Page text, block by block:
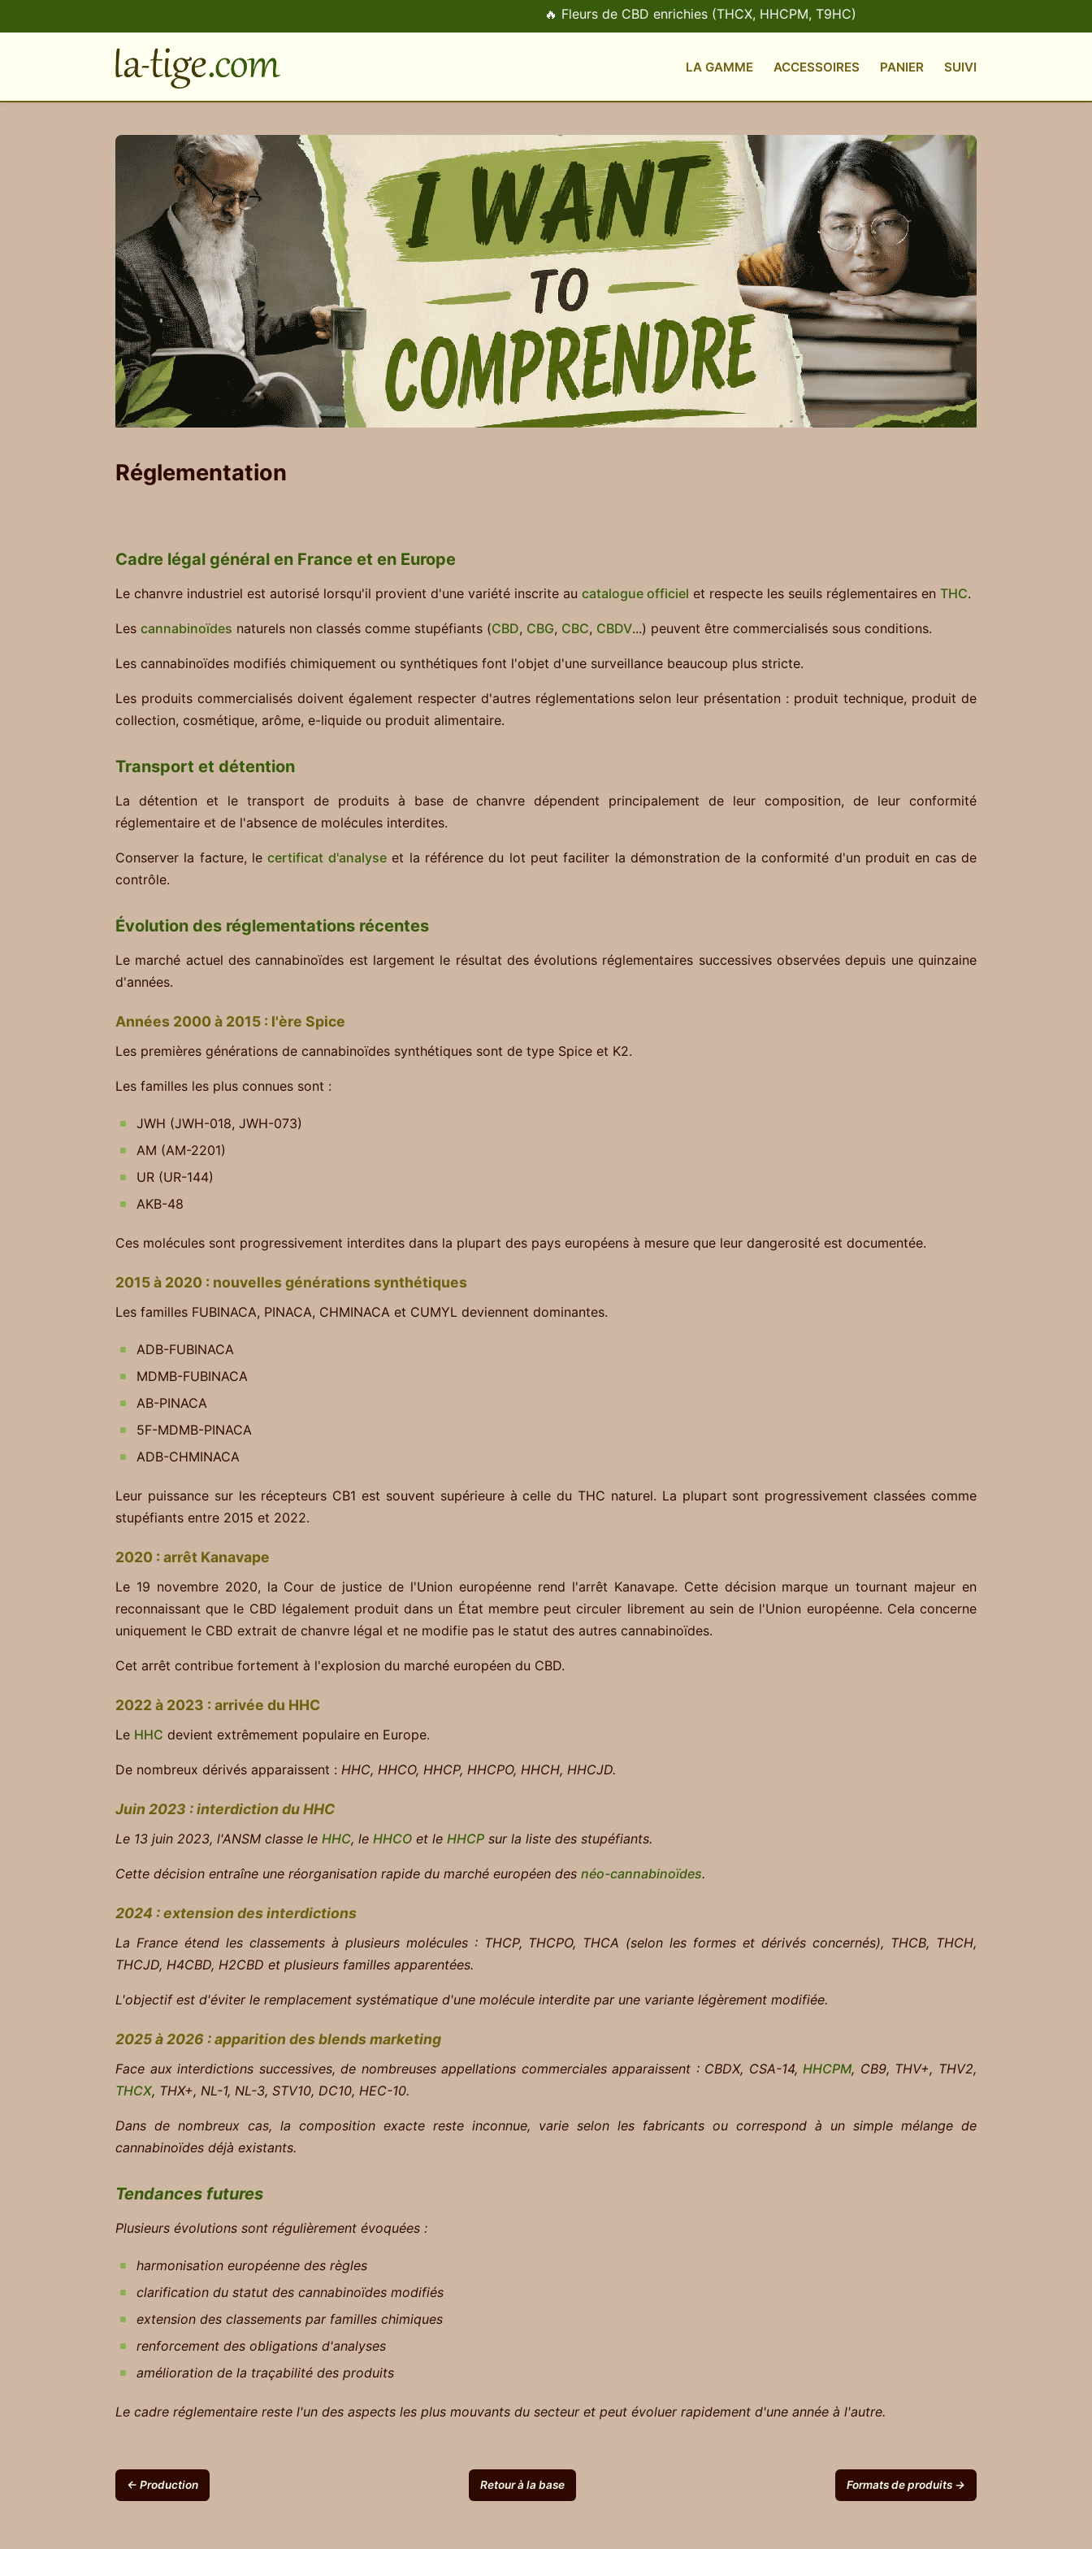
🔥 Fleurs de CBD enrichies (THCX, HHCPM, T9HC)
LA GAMME ACCESSOIRES PANIER SUIVI
Réglementation
Cadre légal général en France et en Europe
Le chanvre industriel est autorisé lorsqu'il provient d'une variété inscrite au catalogue officiel et respecte les seuils réglementaires en THC.
Les cannabinoïdes naturels non classés comme stupéfiants (CBD, CBG, CBC, CBDV...) peuvent être commercialisés sous conditions.
Les cannabinoïdes modifiés chimiquement ou synthétiques font l'objet d'une surveillance beaucoup plus stricte.
Les produits commercialisés doivent également respecter d'autres réglementations selon leur présentation : produit technique, produit de
collection, cosmétique, arôme, e-liquide ou produit alimentaire.
Transport et détention
La détention et le transport de produits à base de chanvre dépendent principalement de leur composition, de leur conformité
réglementaire et de l'absence de molécules interdites.
Conserver la facture, lecertificat d'analyseet la référence du lot peut faciliter la démonstration de la conformité d'un produit en cas de
contrôle.
Évolution des réglementations récentes
Le marché actuel des cannabinoïdes est largement le résultat des évolutions réglementaires successives observées depuis une quinzaine
d'années.
Années 2000 à 2015 : l'ère Spice
Les premières générations de cannabinoïdes synthétiques sont de type Spice et K2.
Les familles les plus connues sont :
JWH (JWH-018, JWH-073)
AM (AM-2201)
UR (UR-144)
AKB-48
Ces molécules sont progressivement interdites dans la plupart des pays européens à mesure que leur dangerosité est documentée.
2015 à 2020 : nouvelles générations synthétiques
Les familles FUBINACA, PINACA, CHMINACA et CUMYL deviennent dominantes.
ADB-FUBINACA
MDMB-FUBINACA
AB-PINACA
5F-MDMB-PINACA
ADB-CHMINACA
Leur puissance sur les récepteurs CB1 est souvent supérieure à celle du THC naturel. La plupart sont progressivement classées comme
stupéfiants entre 2015 et 2022.
2020 : arrêt Kanavape
Le 19 novembre 2020, la Cour de justice de l'Union européenne rend l'arrêt Kanavape. Cette décision marque un tournant majeur en
reconnaissant que le CBD légalement produit dans un État membre peut circuler librement au sein de l'Union européenne. Cela concerne
uniquement le CBD extrait de chanvre légal et ne modifie pas le statut des autres cannabinoïdes.
Cet arrêt contribue fortement à l'explosion du marché européen du CBD.
2022 à 2023 : arrivée du HHC
Le HHC devient extrêmement populaire en Europe.
De nombreux dérivés apparaissent : HHC, HHCO, HHCP, HHCPO, HHCH, HHCJD.
Juin 2023 : interdiction du HHC
Le 13 juin 2023, l'ANSM classe le HHC, le HHCO et le HHCP sur la liste des stupéfiants.
Cette décision entraîne une réorganisation rapide du marché européen des néo-cannabinoïdes.
2024 : extension des interdictions
La France étend les classements à plusieurs molécules : THCP, THCPO, THCA (selon les formes et dérivés concernés), THCB, THCH,
THCJD, H4CBD, H2CBD et plusieurs familles apparentées.
L'objectif est d'éviter le remplacement systématique d'une molécule interdite par une variante légèrement modifiée.
2025 à 2026 : apparition des blends marketing
Face aux interdictions successives, de nombreuses appellations commerciales apparaissent : CBDX, CSA-14,HHCPM, CB9, THV+, THV2,
THCX, THX+, NL-1, NL-3, STV10, DC10, HEC-10.
Dans de nombreux cas, la composition exacte reste inconnue, varie selon les fabricants ou correspond à un simple mélange de
cannabinoïdes déjà existants.
Tendances futures
Plusieurs évolutions sont régulièrement évoquées :
harmonisation européenne des règles
clarification du statut des cannabinoïdes modifiés
extension des classements par familles chimiques
renforcement des obligations d'analyses
amélioration de la traçabilité des produits
Le cadre réglementaire reste l'un des aspects les plus mouvants du secteur et peut évoluer rapidement d'une année à l'autre.
← Production Retour à la base Formats de produits →